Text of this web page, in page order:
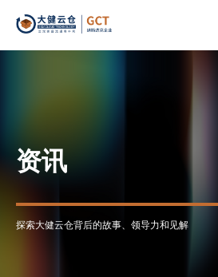
资讯
探索大健云仓背后的故事、领导力和见解